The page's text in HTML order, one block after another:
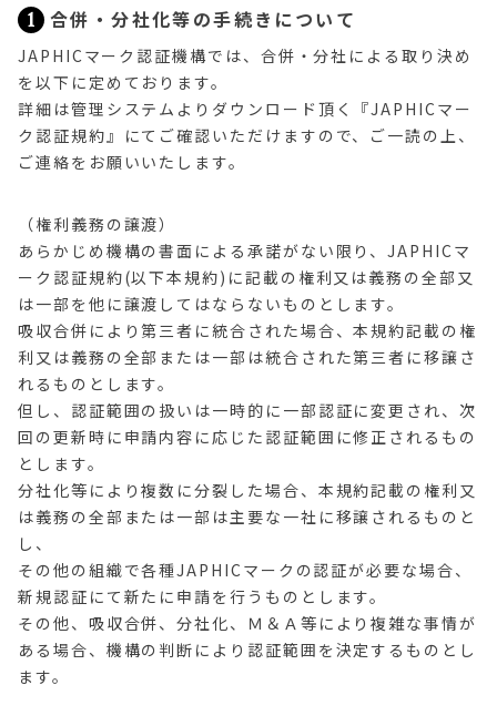
1 合併・分社化等の手続きについて
JAPHICマーク認証機構では、合併・分社による取り決め
を以下に定めております。
詳細は管理システムよりダウンロード頂く『JAPHICマー
ク認証規約』にてご確認いただけますので、ご一読の上、
ご連絡をお願いいたします。
（権利義務の譲渡）
あらかじめ機構の書面による承諾がない限り、JAPHICマ
ーク認証規約(以下本規約)に記載の権利又は義務の全部又
は一部を他に譲渡してはならないものとします。
吸収合併により第三者に統合された場合、本規約記載の権
利又は義務の全部または一部は統合された第三者に移譲さ
れるものとします。
但し、認証範囲の扱いは一時的に一部認証に変更され、次
回の更新時に申請内容に応じた認証範囲に修正されるもの
とします。
分社化等により複数に分裂した場合、本規約記載の権利又
は義務の全部または一部は主要な一社に移譲されるものと
し、
その他の組織で各種JAPHICマークの認証が必要な場合、
新規認証にて新たに申請を行うものとします。
その他、吸収合併、分社化、Ｍ＆Ａ等により複雑な事情が
ある場合、機構の判断により認証範囲を決定するものとし
ます。